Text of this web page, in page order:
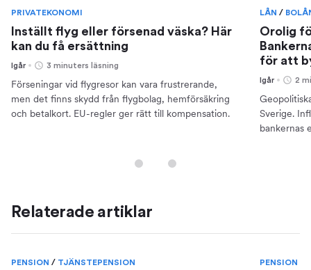
PRIVATEKONOMI
Inställt flyg eller försenad väska? Här
kan du få ersättning
Igår 3 minuters läsning
Förseningar vid flygresor kan vara frustrerande,
men det finns skydd från flygbolag, hemförsäkring
och betalkort. EU-regler ger rätt till kompensation.
LÅN/
Orolig
för att
Igår 2
Sverige.
bankernas
Relaterade artiklar
PENSION / TJÄNSTEPENSION PENSION